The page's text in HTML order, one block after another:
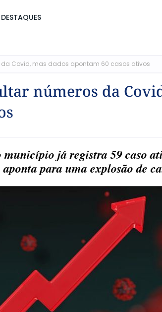
DESTAQUES
Covid, mas dados apontam 60 casos ativos
números da
já registra 59 caso
para uma explosão de